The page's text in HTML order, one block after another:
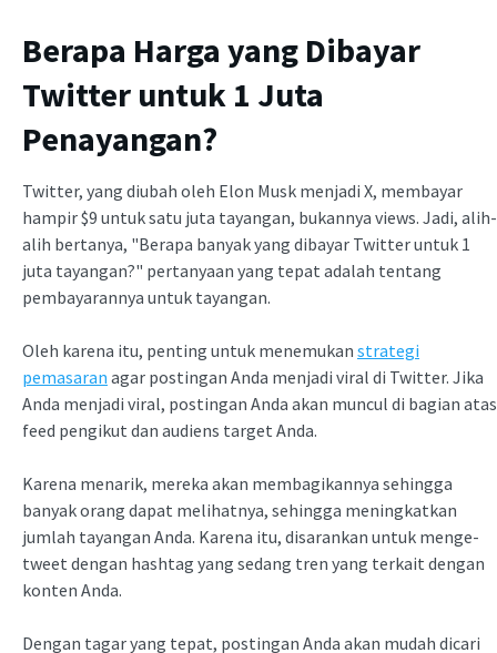
Berapa Harga yang Dibayar
Twitter untuk 1 Juta
Penayangan?
Twitter, yang diubah oleh Elon Musk menjadi X, membayar
hampir $9 untuk satu juta tayangan, bukannya views. Jadi, alih-
alih bertanya, "Berapa banyak yang dibayar Twitter untuk 1
juta tayangan?" pertanyaan yang tepat adalah tentang
pembayarannya untuk tayangan.
Oleh karena itu, penting untuk menemukan strategi
pemasaran agar postingan Anda menjadi viral di Twitter. Jika
Anda menjadi viral, postingan Anda akan muncul di bagian atas
feed pengikut dan audiens target Anda.
Karena menarik, mereka akan membagikannya sehingga
banyak orang dapat melihatnya, sehingga meningkatkan
jumlah tayangan Anda. Karena itu, disarankan untuk menge-
tweet dengan hashtag yang sedang tren yang terkait dengan
konten Anda.
Dengan tagar yang tepat, postingan Anda akan mudah dicari